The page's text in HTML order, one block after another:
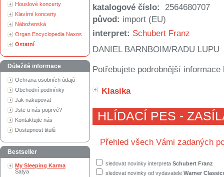
Houslové koncerty
Klavírní koncerty
Náboženská
Organ Encyclopedia Naxos
Ostatní
Důležité informace
Ochrana osobních údajů
Obchodní podmínky
Jak nakupovat
Jste u nás poprvé?
Kontaktujte nás
Dostupnost titulů
Bestseller
My Sleeping Karma
Satya
katalogové číslo:
2564680707
původ: import (EU)
interpret: Schubert Franz
DANIEL BARNBOIM/RADU LUPU
Potřebujete podrobnější
Klasika
HLÍDACÍ PES -
Přehled všech Vámi zadaných
sledovat novinky interpreta Schubert Franz
sledovat novinky od vydavatele Warner